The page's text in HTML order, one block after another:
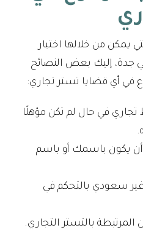
يمكن من خلالها اختيار
جدة، إليك بعض النصائح
في أي قضايا تستر تجاري:
في حال لم تكن مؤهلًا
يكون باسمك أو باسم
سعودي بالتحكم في
المرتبطة بالتستر التجاري.